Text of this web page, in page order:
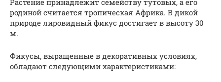
родиной считается тропическая Африка. В дикой
природе лировидный фикус достигает в высоту 30
м.
Фикусы, выращенные в декоративных условиях,
обладают следующими характеристиками: